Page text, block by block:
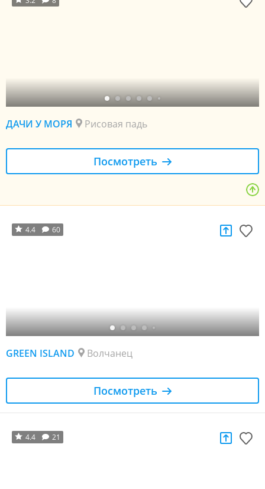
ДАЧИ У МОРЯ Рисовая падь
Посмотреть
4.4 60
GREEN ISLAND Волчанец
Посмотреть
4.4 21